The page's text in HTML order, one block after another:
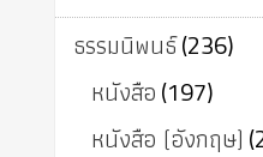
ธรรมนิพนธ์(236)
หนังสือ(197)
หนังสือ (อังกฤษ)